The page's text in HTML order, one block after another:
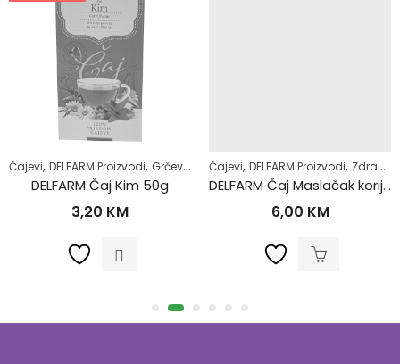
Čajevi, DELFARM Proizvodi, Grčevi kod beba , Majke i djeca,Zdrav život
DELFARM Čaj Kim 50g
3,20 KM
Čajevi, DELFARM Proizvodi, Zdrav život
DELFARM Čaj Maslačak korijen 50g
6,00 KM